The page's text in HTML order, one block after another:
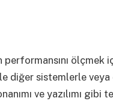
ölçmek
diğer sistemlerle
ve yazılımı